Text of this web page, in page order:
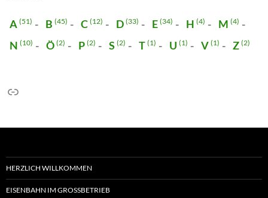
A (51) B (45) C (12) D (33) E (34) H (4) M (4)
N (10) Ö (2) P (2) S (2) T (1) U (1) V (1) Z (2)
Link
HERZLICH WILLKOMMEN
EISENBAHN IM GROSSBETRIEB